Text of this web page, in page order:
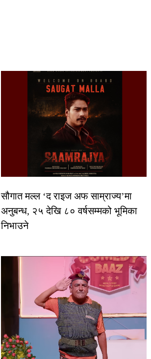
सौगात मल्ल ‘द राइज अफ साम्राज्य’मा
अनुबन्ध, २५ देखि ८० वर्षसम्मको भूमिका
निभाउने